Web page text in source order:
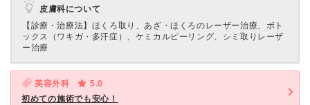
皮膚科について
【診療・治療法】 ほくろ取り、あざ・ほくろのレーザー治療、ボト
ックス（ワキガ・多汗症）、ケミカルピーリング、シミ取りレーザ
ー治療
美容外科
5.0
初めての施術でも安心！